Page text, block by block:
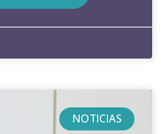
NOTICIAS